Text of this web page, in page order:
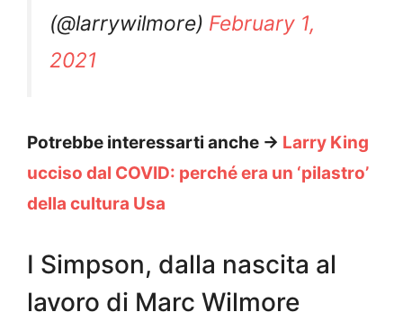
(@larrywilmore) February 1,
2021
Potrebbe interessarti anche -> Larry King
ucciso dal COVID: perché era un ‘pilastro’
della cultura Usa
I Simpson, dalla nascita al
lavoro di Marc Wilmore